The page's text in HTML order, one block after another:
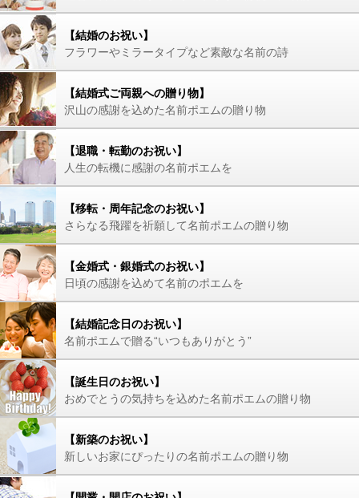
【結婚のお祝い】
フラワーやミラータイプなど素敵な名前の詩
【結婚式ご両親への贈り物】
沢山の感謝を込めた名前ポエムの贈り物
【退職・転勤のお祝い】
人生の転機に感謝の名前ポエムを
【移転・周年記念のお祝い】
さらなる飛躍を祈願して名前ポエムの贈り物
【金婚式・銀婚式のお祝い】
日頃の感謝を込めて名前のポエムを
【結婚記念日のお祝い】
名前ポエムで贈る“いつもありがとう”
【誕生日のお祝い】
おめでとうの気持ちを込めた名前ポエムの贈り物
【新築のお祝い】
新しいお家にぴったりの名前ポエムの贈り物